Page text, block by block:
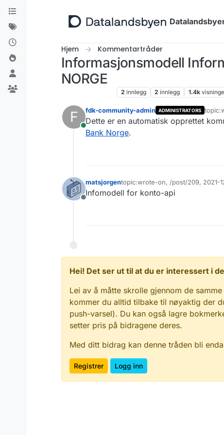
Hopp til innhold
Hjem Kommentartråder
Informasjonsmodell
NORGE
2 innlegg 2 innlegg 1.4k
F
Tilkoblet
fdk-community-admin ADMINISTRATORS
Sist
Dette er en automatisk opprettet
Bank Norge.
Frakoblet
matsjorgentopic:wrote-on, /post/209, 2021-
Sist endret av
Infomodell for konto-api
Hei! Det ser ut til at du er interessert i
Lei av å måtte skrolle gjennom de
kommer du alltid tilbake til nøyaktig der
push-varsel). Du kan også lagre
setter pris på bidragene deres.
Med ditt bidrag kan denne tråden bli
Registrer Logg inn